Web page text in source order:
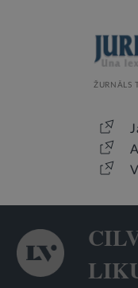
ŽURNĀLS